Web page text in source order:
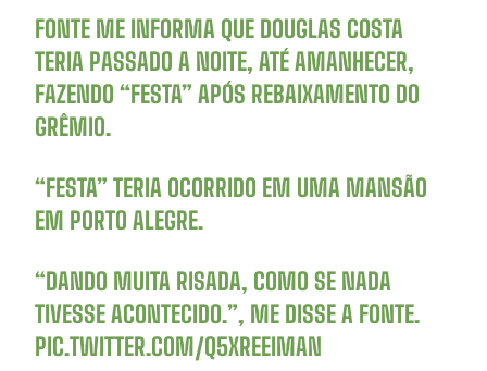
FONTE ME INFORMA QUE DOUGLAS COSTA
TERIA PASSADO A NOITE, ATÉ AMANHECER,
FAZENDO “FESTA” APÓS REBAIXAMENTO DO
GRÊMIO.
“FESTA” TERIA OCORRIDO EM UMA MANSÃO
EM PORTO ALEGRE.
“DANDO MUITA RISADA, COMO SE NADA
TIVESSE ACONTECIDO.”, ME DISSE A FONTE.
PIC.TWITTER.COM/Q5XREEIMAN